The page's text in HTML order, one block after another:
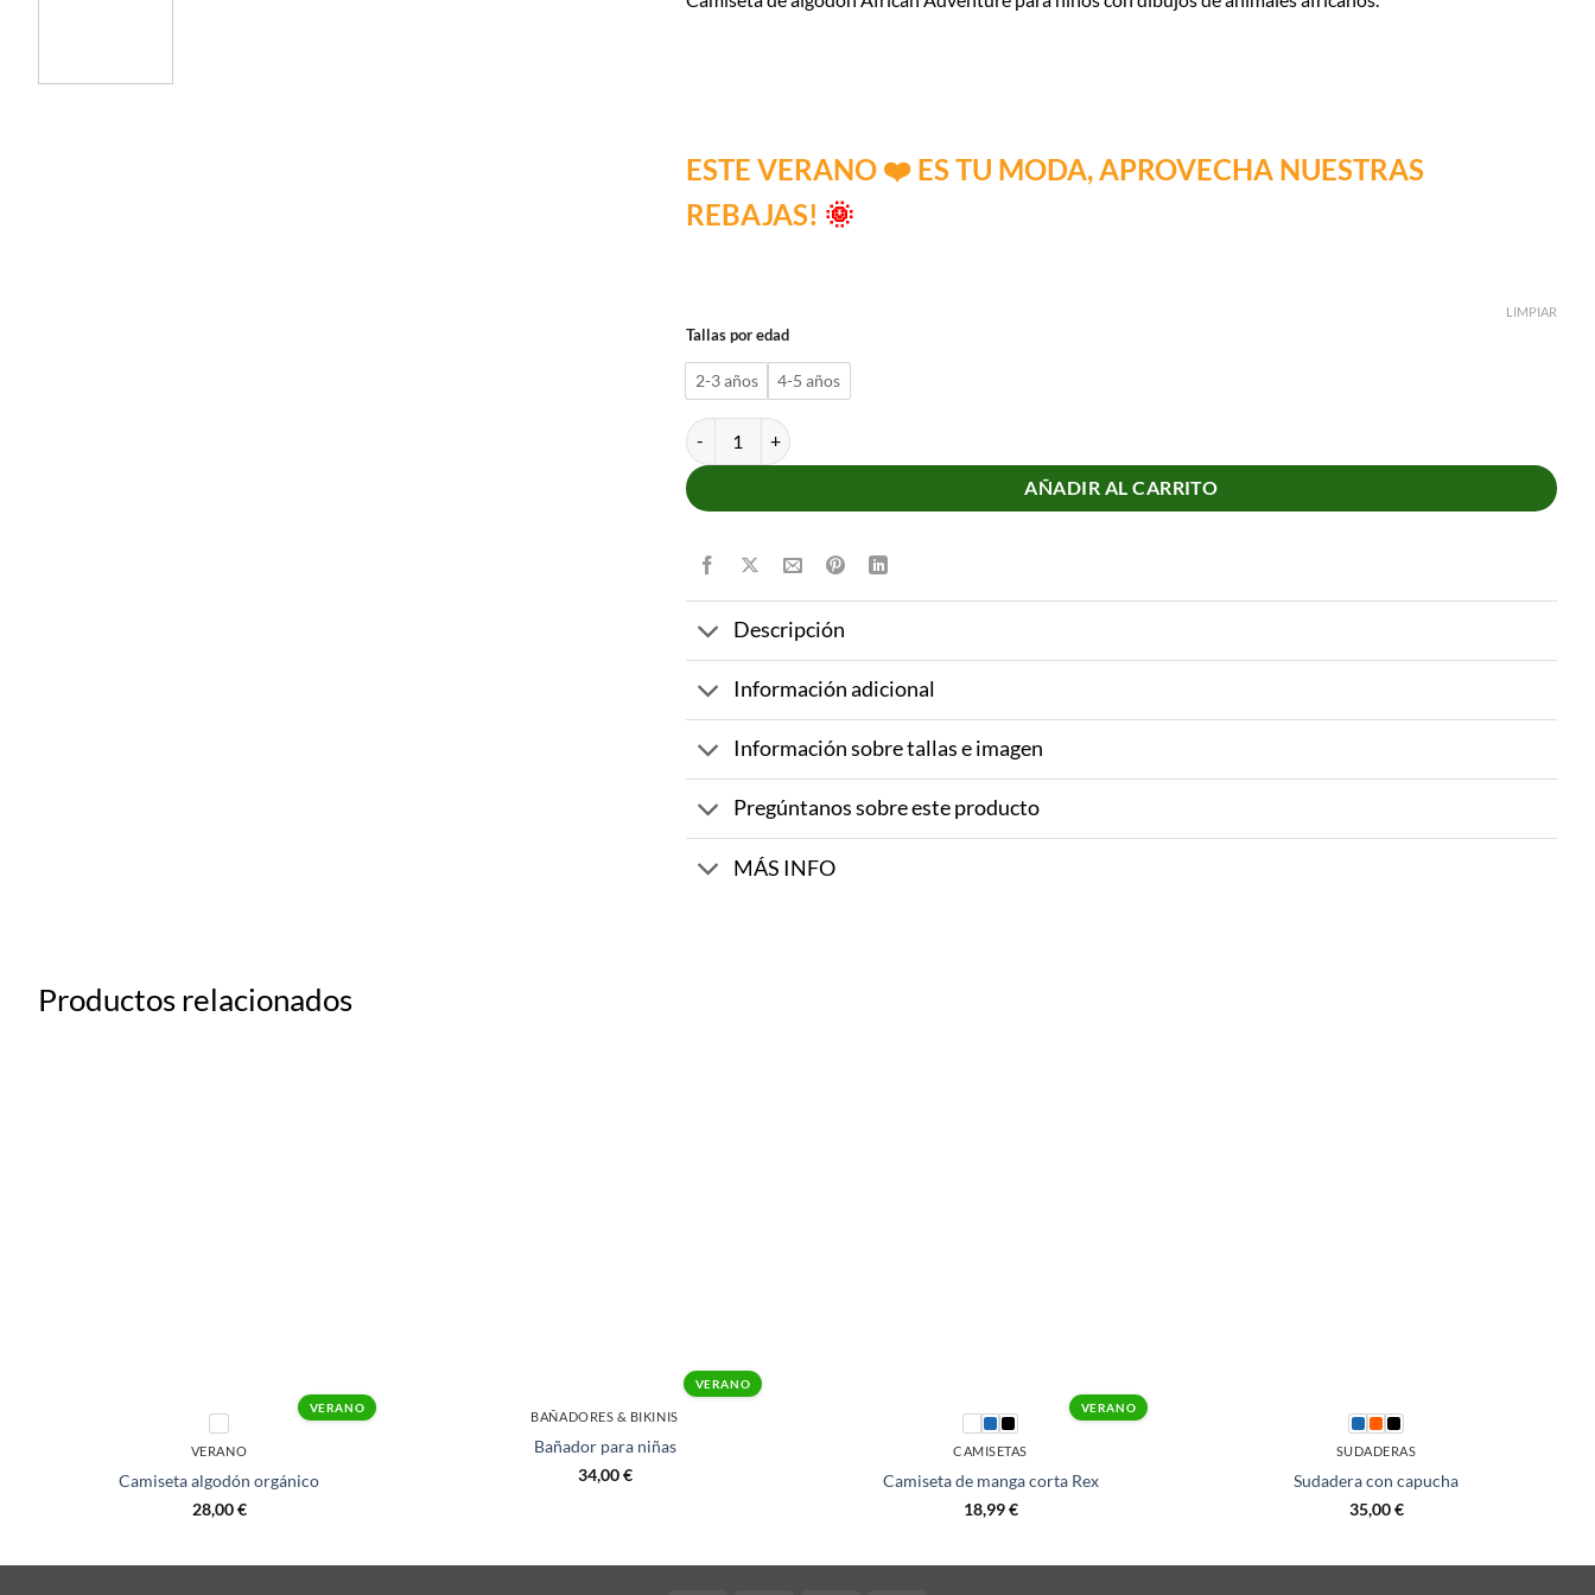
ESTE VERANO ❤️ ES TU MODA, APROVECHA NUESTRAS
REBAJAS! 🌞
Tallas por edad
2-3 años 4-5 años
LIMPIAR
Camiseta African Adventure cantidad
AÑADIR AL CARRITO
Descripción
Información adicional
Información sobre tallas e imagen
Pregúntanos sobre este producto
MÁS INFO
Productos relacionados
VERANO
VERANO
Camiseta algodón orgánico
28,00€
VERANO
BAÑADORES & BIKINIS
Bañador para niñas
34,00€
VERANO
CAMISETAS
Camiseta de manga corta Rex
18,99€
SUDADERAS
Sudadera con capucha
35,00€